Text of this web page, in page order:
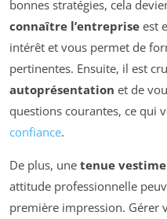
bonnes stratégies, cela
connaître l’entreprise est
intérêt et vous permet de
pertinentes. Ensuite, il est
autoprésentation et de
questions courantes, ce qui
confiance.
De plus, une tenue
attitude professionnelle
première impression. Gérer